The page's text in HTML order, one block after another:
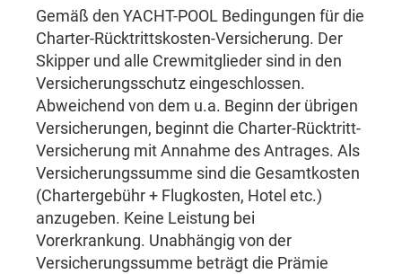
Gemäß den YACHT-POOL Bedingungen für die
Charter-Rücktrittskosten-Versicherung. Der
Skipper und alle Crewmitglieder sind in den
Versicherungsschutz eingeschlossen.
Abweichend von dem u.a. Beginn der übrigen
Versicherungen, beginnt die Charter-Rücktritt-
Versicherung mit Annahme des Antrages. Als
Versicherungssumme sind die Gesamtkosten
(Chartergebühr + Flugkosten, Hotel etc.)
anzugeben. Keine Leistung bei
Vorerkrankung. Unabhängig von der
Versicherungssumme beträgt die Prämie